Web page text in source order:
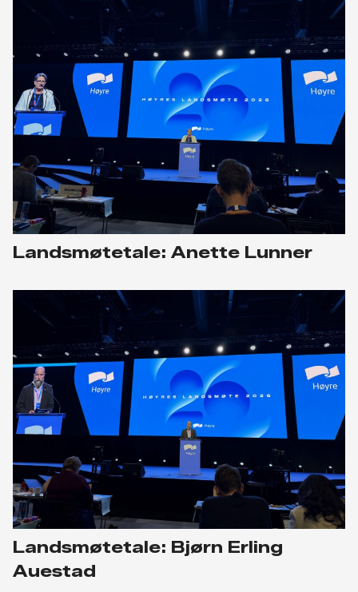
Landsmøtetale: Anette Lunner
Landsmøtetale: Bjørn Erling
Auestad